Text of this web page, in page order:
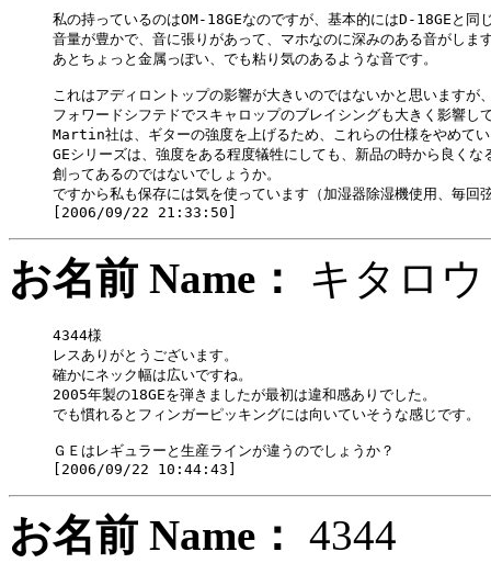
私の持っているのはOM-18GEなのですが、基本的にはD-18GEと同
音量が豊かで、音に張りがあって、マホなのに深みのある音がしま
あとちょっと金属っぽい、でも粘り気のあるような音です。
これはアディロントップの影響が大きいのではないかと思いますが
フォワードシフテドでスキャロップのブレイシングも大きく影響し
Martin社は、ギターの強度を上げるため、これらの仕様をやめて
GEシリーズは、強度をある程度犠牲にしても、新品の時から良くな
創ってあるのではないでしょうか。
ですから私も保存には気を使っています（加湿器除湿機使用、毎回
お名前 Name： キタ
4344様
レスありがとうございます。
確かにネック幅は広いですね。
2005年製の18GEを弾きましたが最初は違和感ありでした。
でも慣れるとフィンガーピッキングには向いていそうな感じです。
ＧＥはレギュラーと生産ラインが違うのでしょうか？
お名前 Name：